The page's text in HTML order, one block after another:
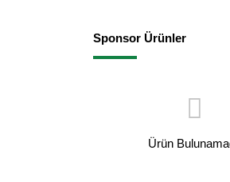
Sponsor Ürünler
Ürün